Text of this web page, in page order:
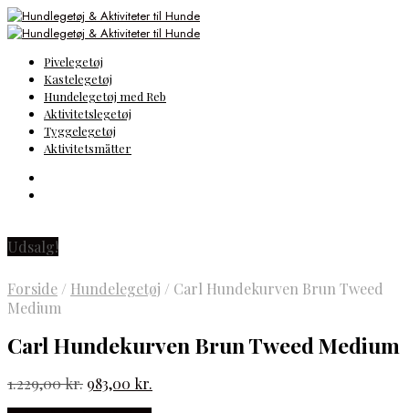
Pivelegetøj
Kastelegetøj
Hundelegetøj med Reb
Aktivitetslegetøj
Tyggelegetøj
Aktivitetsmåtter
Udsalg!
Forside / Hundelegetøj / Carl Hundekurven Brun Tweed
Medium
Carl Hundekurven Brun Tweed Medium
1.229,00kr. Den
983,00 kr.